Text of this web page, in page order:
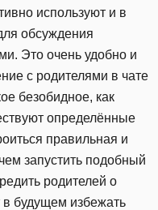
используют и в
обсуждения
Это очень удобно и
с родителями в чате
безобидное, как
определённые
правильная и
запустить подобный
родителей о
будущем избежать